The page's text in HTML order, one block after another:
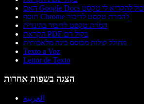
תוסף Chrome להמרת טקסט לדיבור
המרת טקסט לדיבור בהינדית
הקראת PDF בקול רם
מחולל קולות מבוסס בינה מלאכותית
Texto a Voz
Leitor de Texto
הצגה בשפות אחרות
العربية